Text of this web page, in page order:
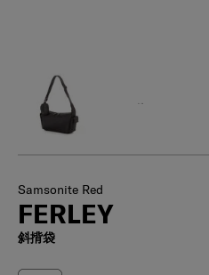
Samsonite Red
FERLEY
斜揹袋